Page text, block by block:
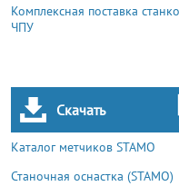
Комплексная поставка
ЧПУ
Скачать
Каталог метчиков STAMO
Станочная оснастка (STAMO)